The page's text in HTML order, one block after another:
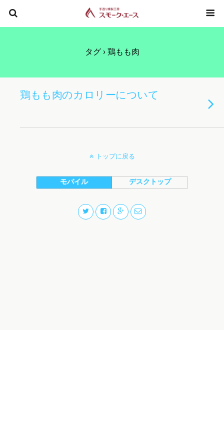
タグ › 鶏もも肉
鶏もも肉のカロリーについて
トップに戻る
モバイル デスクトップ